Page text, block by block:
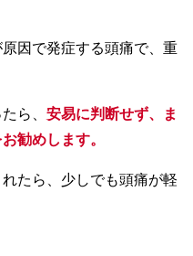
因で発症する頭痛で、重
ら、 安易に判断せず、ま
勧めします。
たら、少しでも頭痛が軽